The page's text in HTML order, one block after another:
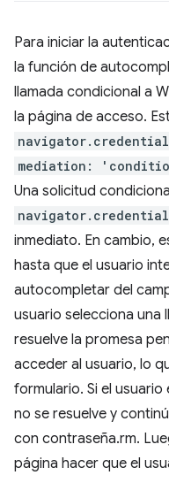
Para iniciar la
la función de
llamada condicional a
la página de acceso.
mediation:
Una solicitud
inmediato. En cambio,
hasta que el usuario
autocompletar del
usuario selecciona una
resuelve la promesa
acceder al usuario, lo
formulario. Si el
no se resuelve y
con contraseña.rm.
página hacer que el